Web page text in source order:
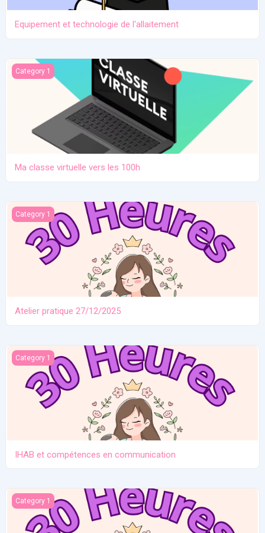
Equipement et technologie de l'allaitement
Ma classe virtuelle vers les 100h
Category 1
Ma classe virtuelle vers les 100h
Atelier pratique 27/12/2025
Category 1
Atelier pratique 27/12/2025
IHAB et compétences en communication
Category 1
IHAB et compétences en communication
Contraception. Allaitement en situation de crise
Category 1